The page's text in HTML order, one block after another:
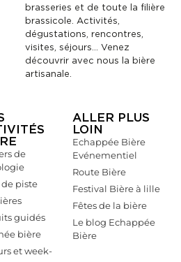
brasseries et de toute la filière
brassicole. Activités,
dégustations, rencontres,
visites, séjours… Venez
découvrir avec nous la bière
artisanale.
de
piste
guidés
bière
et week-
ALLER PLUS
LOIN
Echappée Bière
Evénementiel
Route Bière
Festival Bière à lille
Fêtes de la bière
Le blog Echappée
Bière